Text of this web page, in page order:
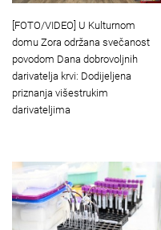
[FOTO/VIDEO] U Kulturnom
domu Zora održana svečanost
povodom Dana dobrovoljnih
darivatelja krvi: Dodijeljena
priznanja višestrukim
darivateljima